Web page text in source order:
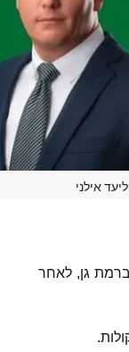
אילני
גן, לאחר